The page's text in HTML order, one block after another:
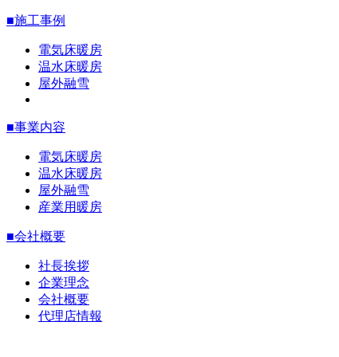
■施工事例
電気床暖房
温水床暖房
屋外融雪
■事業内容
電気床暖房
温水床暖房
屋外融雪
産業用暖房
■会社概要
社長挨拶
企業理念
会社概要
代理店情報